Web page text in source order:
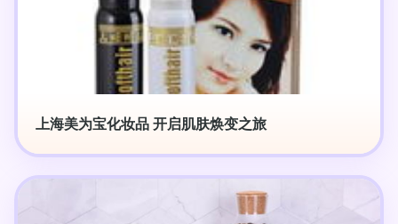
上海美为宝化妆品 开启肌肤焕变之旅